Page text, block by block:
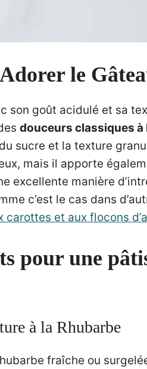
le
son goût acidulé et sa
douceurs classiques à
sucre et la texture
mais il apporte
excellente manière
c’est le cas dans
carottes et aux flocons
pour une
à la Rhubarbe
fraîche ou